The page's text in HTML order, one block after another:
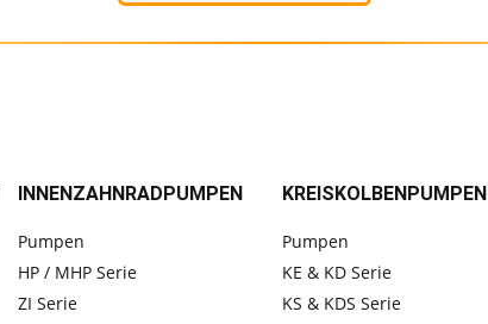
INNENZAHNRADPUMPEN
Pumpen
HP / MHP Serie
ZI Serie
KREISKOLBENPUMPEN
Pumpen
KE & KD Serie
KS & KDS Serie